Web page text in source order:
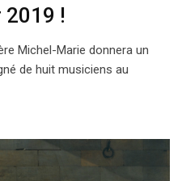
2019 !
Michel-Marie donnera un
de huit musiciens au